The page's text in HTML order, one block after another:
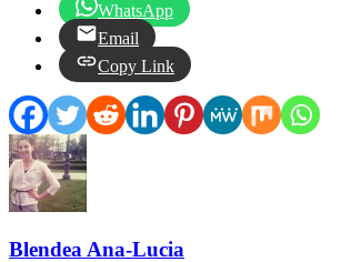
WhatsApp
Email
Copy Link
Blendea Ana-Lucia